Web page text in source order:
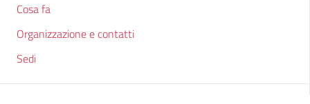
Cosa fa
Organizzazione e contatti
Sedi